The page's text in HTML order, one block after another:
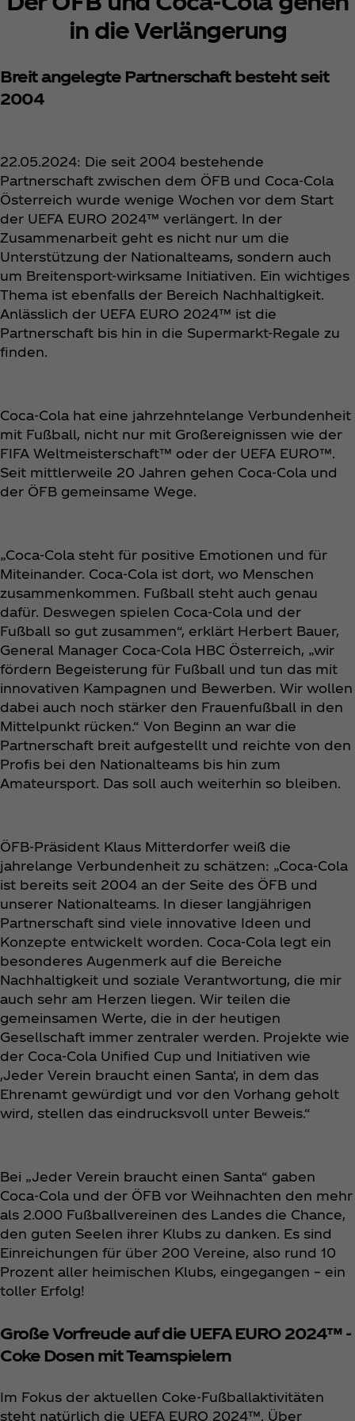
in die Verlängerung
Breit angelegte Partnerschaft besteht seit
2004
22.05.2024: Die seit 2004 bestehende
Partnerschaft zwischen dem ÖFB und Coca‑Cola
Österreich wurde wenige Wochen vor dem Start
der UEFA EURO 2024™ verlängert. In der
Zusammenarbeit geht es nicht nur um die
Unterstützung der Nationalteams, sondern auch
um Breitensport-wirksame Initiativen. Ein wichtiges
Thema ist ebenfalls der Bereich Nachhaltigkeit.
Anlässlich der UEFA EURO 2024™ ist die
Partnerschaft bis hin in die Supermarkt-Regale zu
finden.
Coca‑Cola hat eine jahrzehntelange Verbundenheit
mit Fußball, nicht nur mit Großereignissen wie der
FIFA Weltmeisterschaft™ oder der UEFA EURO™.
Seit mittlerweile 20 Jahren gehen Coca‑Cola und
der ÖFB gemeinsame Wege.
„Coca‑Cola steht für positive Emotionen und für
Miteinander. Coca‑Cola ist dort, wo Menschen
zusammenkommen. Fußball steht auch genau
dafür. Deswegen spielen Coca‑Cola und der
Fußball so gut zusammen“, erklärt Herbert Bauer,
General Manager Coca‑Cola HBC Österreich, „wir
fördern Begeisterung für Fußball und tun das mit
innovativen Kampagnen und Bewerben. Wir wollen
dabei auch noch stärker den Frauenfußball in den
Mittelpunkt rücken.“ Von Beginn an war die
Partnerschaft breit aufgestellt und reichte von den
Profis bei den Nationalteams bis hin zum
Amateursport. Das soll auch weiterhin so bleiben.
ÖFB-Präsident Klaus Mitterdorfer weiß die
jahrelange Verbundenheit zu schätzen: „Coca‑Cola
ist bereits seit 2004 an der Seite des ÖFB und
unserer Nationalteams. In dieser langjährigen
Partnerschaft sind viele innovative Ideen und
Konzepte entwickelt worden. Coca‑Cola legt ein
besonderes Augenmerk auf die Bereiche
Nachhaltigkeit und soziale Verantwortung, die mir
auch sehr am Herzen liegen. Wir teilen die
gemeinsamen Werte, die in der heutigen
Gesellschaft immer zentraler werden. Projekte wie
der Coca‑Cola Unified Cup und Initiativen wie
,Jeder Verein braucht einen Santa‘, in dem das
Ehrenamt gewürdigt und vor den Vorhang geholt
wird, stellen das eindrucksvoll unter Beweis.“
Bei „Jeder Verein braucht einen Santa“ gaben
Coca‑Cola und der ÖFB vor Weihnachten den mehr
als 2.000 Fußballvereinen des Landes die Chance,
den guten Seelen ihrer Klubs zu danken. Es sind
Einreichungen für über 200 Vereine, also rund 10
Prozent aller heimischen Klubs, eingegangen – ein
toller Erfolg!
Große Vorfreude auf die UEFA EURO 2024™ -
Coke Dosen mit Teamspielern
Im Fokus der aktuellen Coke-Fußballaktivitäten
steht natürlich die UEFA EURO 2024™. Über